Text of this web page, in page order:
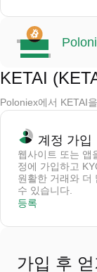
KETAI
Poloniex에서 KETAI
계정 가입
웹사이트 또는 앱
정에 가입하고
원활한 거래와 더
수 있습니다.
등록
가입 후 얻